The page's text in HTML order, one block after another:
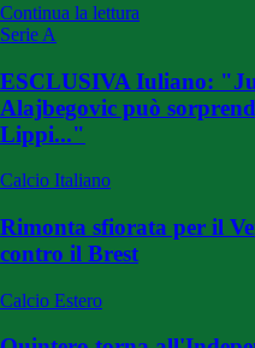
Continua la lettura
Serie A
ESCLUSIVA Iuliano:
Alajbegovic può
Lippi..."
Calcio Italiano
Rimonta sfiorata per il
contro il Brest
Calcio Estero